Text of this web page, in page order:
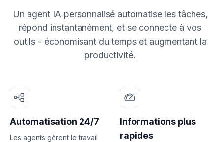
Un agent IA personnalisé automatise les tâches,
répond instantanément, et se connecte à vos
outils - économisant du temps et augmentant la
productivité.
Automatisation 24/7
Les agents gèrent le travail
Informations plus
rapides